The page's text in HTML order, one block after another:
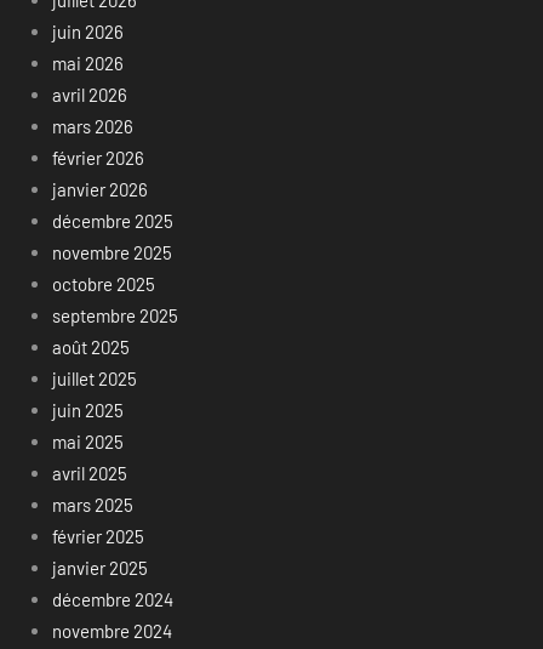
juin 2026
mai 2026
avril 2026
mars 2026
février 2026
janvier 2026
décembre 2025
novembre 2025
octobre 2025
septembre 2025
août 2025
juillet 2025
juin 2025
mai 2025
avril 2025
mars 2025
février 2025
janvier 2025
décembre 2024
novembre 2024